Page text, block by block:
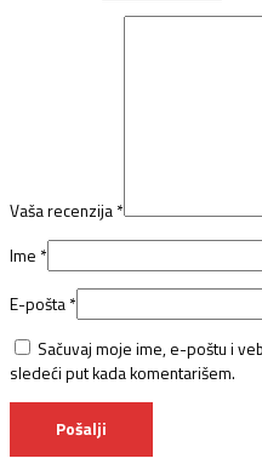
Vaša recenzija *
Ime *
E-pošta *
Sačuvaj moje ime, e-poštu i
sledeći put kada komentarišem.